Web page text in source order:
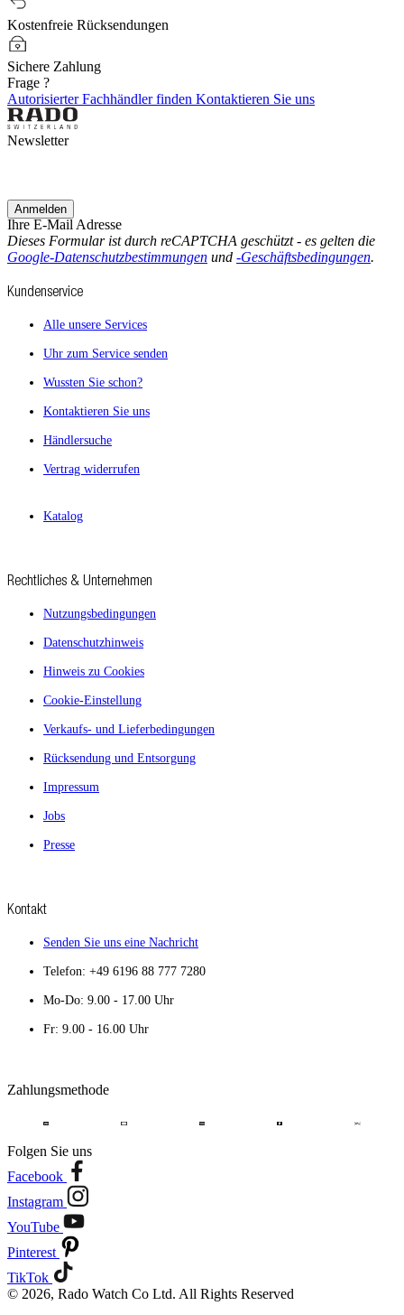
Kostenfreie Rücksendungen
Sichere Zahlung
Frage ?
Autorisierter Fachhändler finden Kontaktieren Sie uns
Newsletter
Ihre E-Mail Adresse
Anmelden
Dieses Formular ist durch reCAPTCHA geschützt - es gelten die
Google-Datenschutzbestimmungen und -Geschäftsbedingungen.
Kundenservice
Alle unsere Services
Uhr zum Service senden
Wussten Sie schon?
Kontaktieren Sie uns
Händlersuche
Vertrag widerrufen
Katalog
Rechtliches & Unternehmen
Nutzungsbedingungen
Datenschutzhinweis
Hinweis zu Cookies
Cookie-Einstellung
Verkaufs- und Lieferbedingungen
Rücksendung und Entsorgung
Impressum
Jobs
Presse
Kontakt
Senden Sie uns eine Nachricht
Telefon: +49 6196 88 777 7280
Mo-Do: 9.00 - 17.00 Uhr
Fr: 9.00 - 16.00 Uhr
Zahlungsmethode
Folgen Sie uns
Facebook
Instagram
YouTube
Pinterest
TikTok
© 2026, Rado Watch Co Ltd. All Rights Reserved